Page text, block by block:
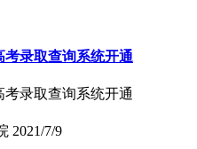
考录取查询系统开通
考录取查询系统开通
2021/7/9